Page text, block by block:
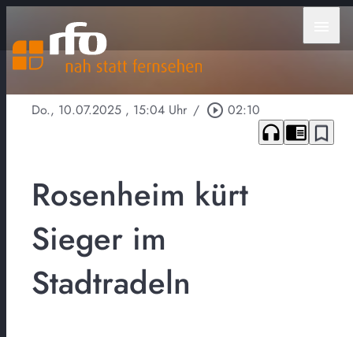
Do., 10.07.2025 , 15:04 Uhr / play_circle_outline 02:10
headphones chrome_reader_mode bookmark_border
Rosenheim kürt
Sieger im
Stadtradeln